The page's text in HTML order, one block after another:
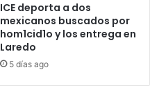
ICE deporta a dos
mexicanos buscados por
hom1cid1o y los entrega en
Laredo
5 días ago